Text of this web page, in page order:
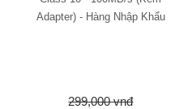
299,000 vnđ